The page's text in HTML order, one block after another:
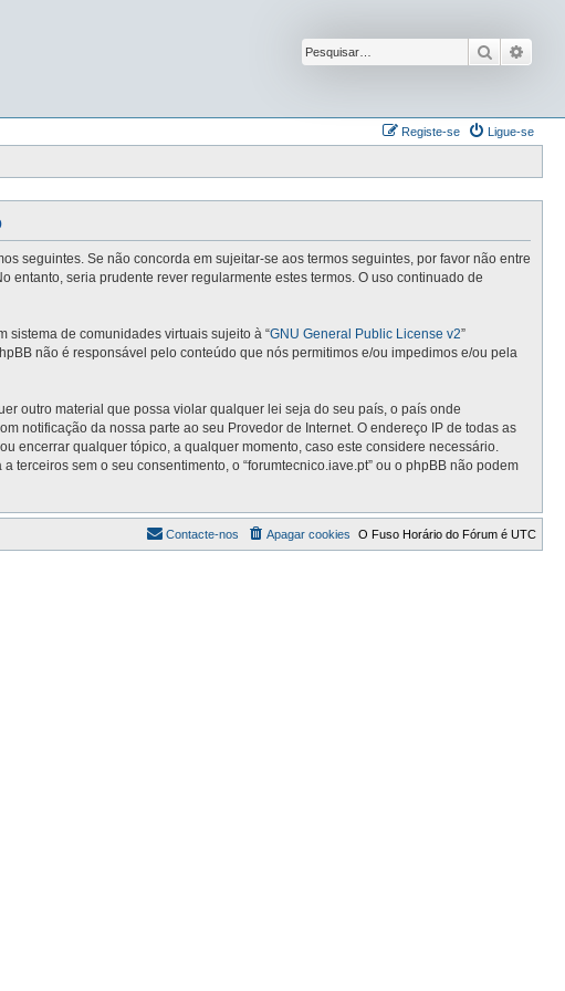
Pesquisar
Ligue-se
Registe-se
seguintes. Se não concorda em sujeitar-se aos termos seguintes, por favor não entre
entanto, seria prudente rever regularmente estes termos. O uso continuado de
sistema de comunidades virtuais sujeito à “GNU General Public License v2”
não é responsável pelo conteúdo que nós permitimos e/ou impedimos e/ou pela
outro material que possa violar qualquer lei seja do seu país, o país onde
notificação da nossa parte ao seu Provedor de Internet. O endereço IP de todas as
encerrar qualquer tópico, a qualquer momento, caso este considere necessário.
sem o seu consentimento, o “forumtecnico.iave.pt” ou o phpBB não podem
O Fuso Horário do Fórum é UTC
Apagar cookies
Contacte-nos